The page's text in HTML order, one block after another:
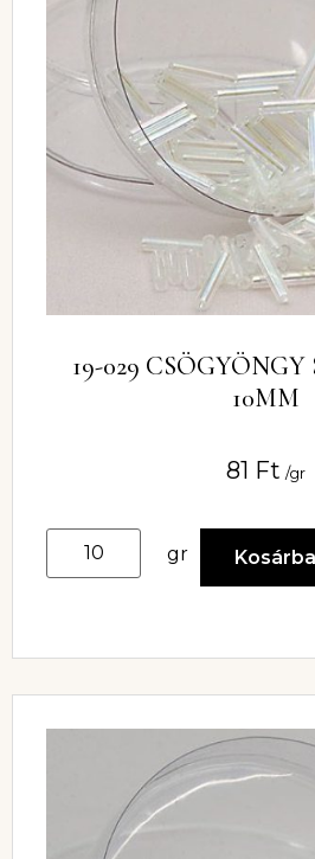
19-029
10MM
81 Ft /gr
gr